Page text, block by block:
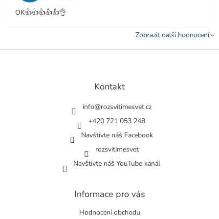
OK👍👍👍👍👍👌
Zobrazit další hodnocení
Z
Kontakt
info@rozsvitimesvet.cz
+420 721 053 248
Navštivte náš Facebook
rozsvitimesvet
Navštivte náš YouTube kanál
Informace pro vás
Hodnocení obchodu